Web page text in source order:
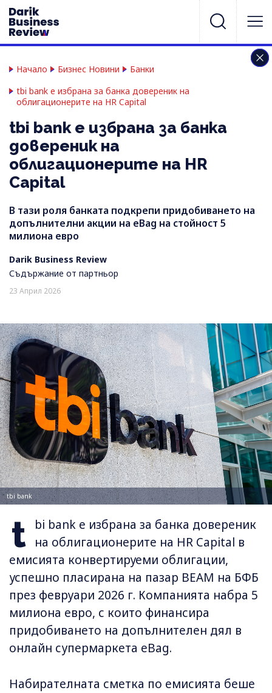
Начало Бизнес Новини
Банки
tbi bank е избрана за банка довереник на
облигационерите на HR Capital
tbi bank е избрана за банка
довереник на
облигационерите на HR
Capital
В тази роля банката подкрепи придобиването на
допълнителни акции на eBag на стойност 5
милиона евро
Darik Business Review
Съдържание от партньор
23 Април 2026
tbi bank
t
bi bank е избрана за банка довереник
на облигационерите на HR Capital в
емисията конвертируеми облигации,
успешно пласирана на пазар BEAM на БФБ
през февруари 2026 г. Компанията набра 5
милиона евро, с които финансира
придобиването на допълнителен дял в
онлайн супермаркета eBag.
Набирателната сметка по емисията беше